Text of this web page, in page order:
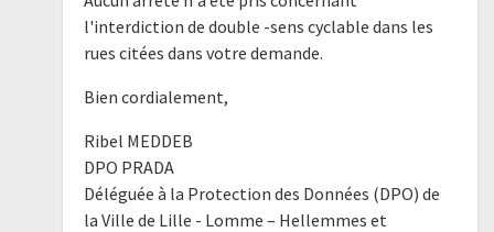
l'interdiction de double -sens cyclable dans les
rues citées dans votre demande.
Bien cordialement,
Ribel MEDDEB
DPO PRADA
Déléguée à la Protection des Données (DPO) de
la Ville de Lille - Lomme – Hellemmes et